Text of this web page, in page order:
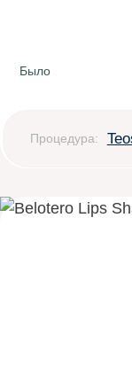
Было
Процедура: